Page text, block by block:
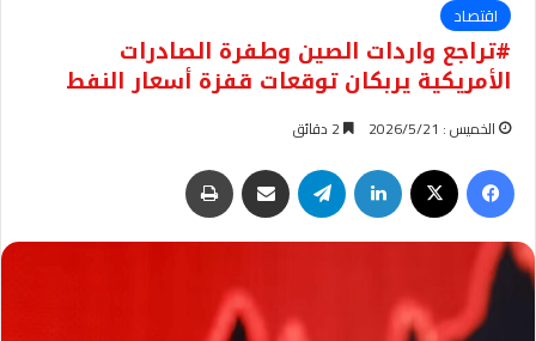
اقتصاد
#تراجع واردات الصين وطفرة الصادرات
الأمريكية يربكان توقعات قفزة أسعار النفط
الخميس : 2026/5/21
فيسبوك لينكدإن تيلقرام مشاركة عبر البريد